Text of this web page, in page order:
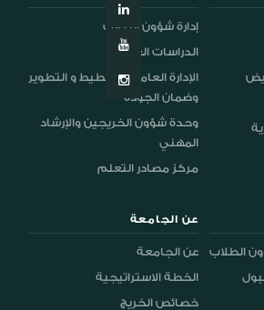
إدارة شؤون الطلاب
الدراسات العليا
الإدارة العامة للتخطيط و التطوير
وضمان الجودة
وحدة شؤون الخريجين والإرشاد
المهني
مركز مصادر التعلم
الطلاب
عن الجامعة
عن الجامعة
الخطة الاستراتيجية
خصائص الخريج